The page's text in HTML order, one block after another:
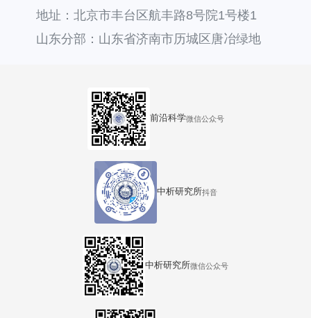
地址：北京市丰台区航丰路8号院1号楼1
层121
山东分部：山东省济南市历城区唐冶绿地
前沿科学微信公众号
中析研究所抖音
中析研究所微信公众号